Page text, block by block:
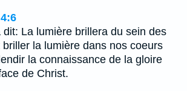
dit: La lumière brillera du sein des
la lumière dans nos coeurs
la connaissance de la gloire
de Christ.